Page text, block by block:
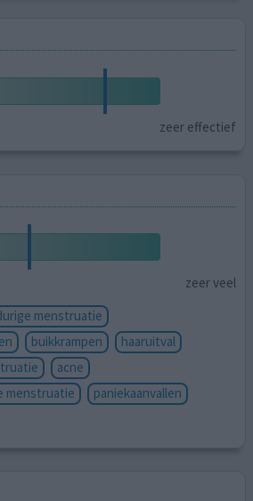
zeer effectief
zeer veel
menstruatie
buikkrampen
haaruitval
acne
menstruatie
paniekaanvallen